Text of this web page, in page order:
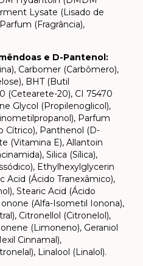
Lysate (Lisado de
(Fragrância),
e D-Pantenol:
Carbomer (Carbômero),
BHT (Butil
(Cetearete-20), CI 75470
Glycol (Propilenoglicol),
Parfum
Cítrico), Panthenol (D-
(Vitamina E), Allantoin
Silica (Sílica),
Ethylhexylglycerin
Acid (Ácido Tranexâmico),
Stearic Acid (Ácido
(Alfa-Isometil Ionona),
Citronellol (Citronelol),
(Limoneno), Geraniol
Cinnamal),
Linalool (Linalol).